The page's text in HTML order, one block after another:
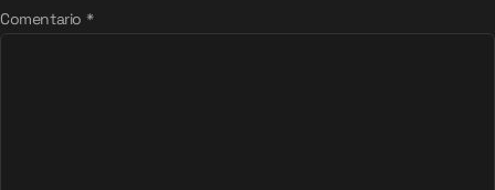
Comentario *